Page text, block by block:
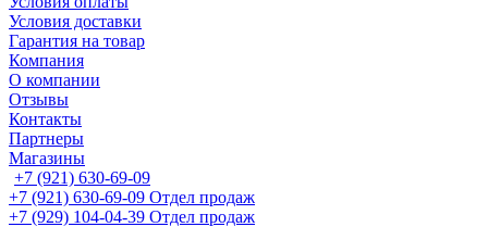
Условия доставки
Гарантия на товар
Компания
О компании
Отзывы
Контакты
Партнеры
Магазины
+7 (921) 630-69-09
+7 (921) 630-69-09 Отдел продаж
+7 (929) 104-04-39 Отдел продаж